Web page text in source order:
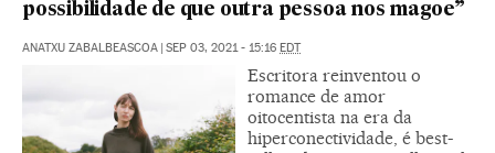
possibilidade de que outra pessoa nos magoe”
ANATXU ZABALBEASCOA SEP 03, 2021 - 15:16 EDT
Escritora reinventou o
romance de amor
oitocentista na era da
hiperconectividade, é best-